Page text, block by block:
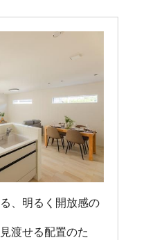
、明るく開放感の
渡せる配置のた